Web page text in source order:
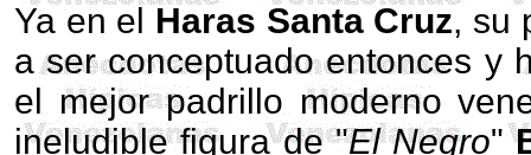
Ya en el Haras Santa Cruz, su
a ser conceptuado entonces y
el mejor padrillo moderno
ineludible figura de "El Negro"